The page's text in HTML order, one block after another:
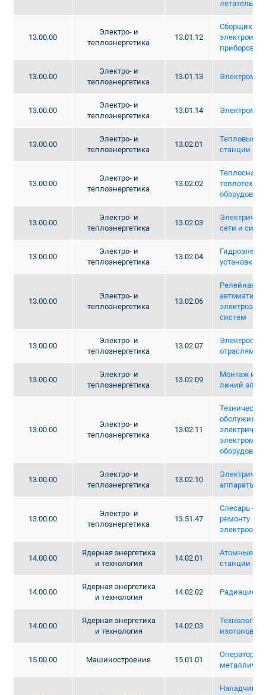
13.00.00
Электро- и
теплоэнергетика
13.01.12
Сборщик
приборов
13.00.00
Электро- и
теплоэнергетика
13.01.13
13.00.00
Электро- и
теплоэнергетика
13.01.14
13.00.00
Электро- и
теплоэнергетика
13.02.01
Тепловые
станции
13.00.00
Электро- и
теплоэнергетика
13.02.02
13.00.00
Электро- и
теплоэнергетика
13.02.03
сети и
13.00.00
Электро- и
теплоэнергетика
13.02.04
установки
13.00.00
Электро- и
теплоэнергетика
13.02.06
Релейная
систем
13.00.00
Электро- и
теплоэнергетика
13.02.07
отраслям)
13.00.00
Электро- и
теплоэнергетика
13.02.09
Монтаж и
линий
13.00.00
Электро- и
теплоэнергетика
13.02.11
13.00.00
Электро- и
теплоэнергетика
13.02.10
аппараты
13.00.00
Электро- и
теплоэнергетика
13.51.47
Слесарь -
ремонту
14.00.00
Ядерная энергетика
и технология
14.02.01
Атомные
станции и
14.00.00
Ядерная энергетика
и технология
14.02.02
14.00.00
Ядерная энергетика
и технология
14.02.03
Технология
изотопов
15.00.00 Машиностроение 15.01.01
Оператор в
Наладчик